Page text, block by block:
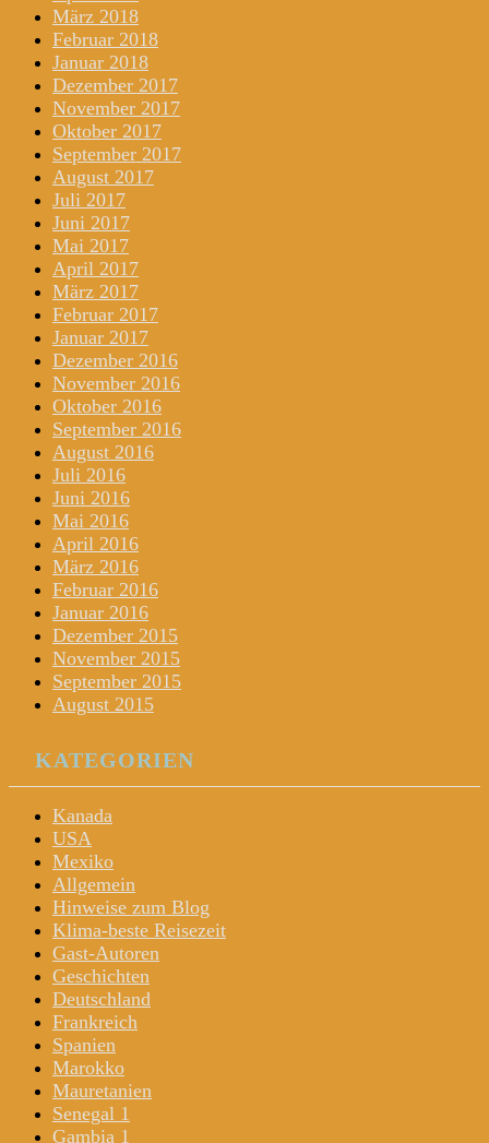
März 2018
Februar 2018
Januar 2018
Dezember 2017
November 2017
Oktober 2017
September 2017
August 2017
Juli 2017
Juni 2017
Mai 2017
April 2017
März 2017
Februar 2017
Januar 2017
Dezember 2016
November 2016
Oktober 2016
September 2016
August 2016
Juli 2016
Juni 2016
Mai 2016
April 2016
März 2016
Februar 2016
Januar 2016
Dezember 2015
November 2015
September 2015
August 2015
KATEGORIEN
Kanada
USA
Mexiko
Allgemein
Hinweise zum Blog
Klima-beste Reisezeit
Gast-Autoren
Geschichten
Deutschland
Frankreich
Spanien
Marokko
Mauretanien
Senegal 1
Gambia 1